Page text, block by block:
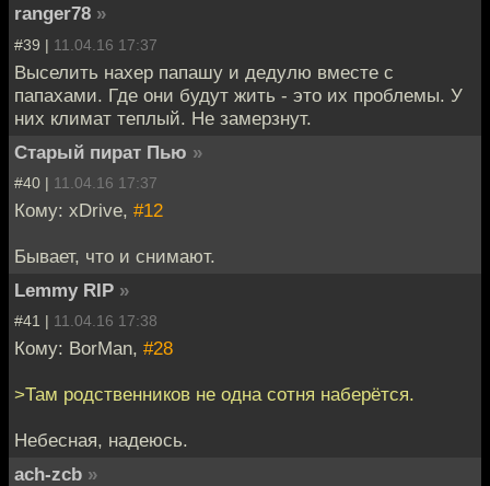
ranger78 »
#39 | 11.04.16 17:37
Выселить нахер папашу и дедулю вместе с
папахами. Где они будут жить - это их проблемы. У
них климат теплый. Не замерзнут.
Старый пират Пью »
#40 | 11.04.16 17:37
Кому: xDrive, #12
Бывает, что и снимают.
Lemmy RIP »
#41 | 11.04.16 17:38
Кому: BorMan, #28
>Там родственников не одна сотня наберётся.
Небесная, надеюсь.
ach-zcb »